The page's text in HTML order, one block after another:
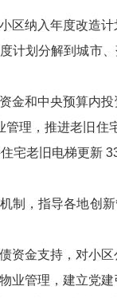
区纳入年度改造
计划分解到城市
金和中央预算内
管理，推进老旧
宅老旧电梯更新
制，指导各地创
资金支持，对小
业管理，建立党